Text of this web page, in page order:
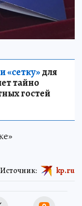
«сетку»для
тайно
гостей
Источник: kp.ru